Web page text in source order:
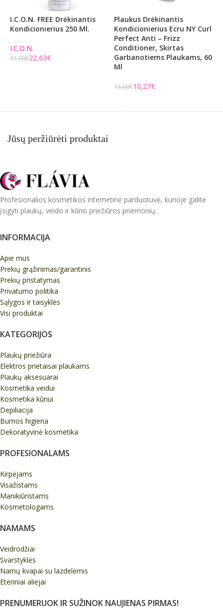
I.C.O.N. FREE Drėkinantis
Kondicionierius 250 Ml.
I.C.O.N.
31,00€22,63€
Plaukus Drėkinantis
Kondicionierius Ecru NY Curl
Perfect Anti – Frizz
Conditioner, Skirtas
Garbanotiems Plaukams, 60
Ml
13,00€10,27€
Jūsų peržiūrėti produktai
Profesionalios kosmetikos internetinė parduotuvė, kurioje galite
įsigyti plaukų, veido ir kūno priežiūros priemonių.
INFORMACIJA
Apie mus
Prekių grąžinimas/garantinis
Prekių pristatymas
Privatumo politika
Sąlygos ir taisyklės
Visi produktai
KATEGORIJOS
Plaukų priežiūra
Elektros prietaisai plaukams
Plaukų aksesuarai
Kosmetika veidui
Kosmetika kūnui
Depiliacija
Burnos higiena
Dekoratyvinė kosmetika
PROFESIONALAMS
Kirpėjams
Visažistams
Manikiūristams
Kosmetologams
NAMAMS
Veidrodžiai
Svarstyklės
Namų kvapai su lazdelėmis
Eteriniai aliejai
PRENUMERUOK IR SUŽINOK NAUJIENAS PIRMAS!